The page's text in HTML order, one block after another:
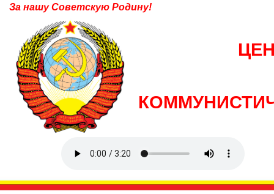
За нашу Советскую Родину!